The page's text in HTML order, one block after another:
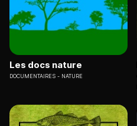
Les docs nature
DOCUMENTAIRES NATURE